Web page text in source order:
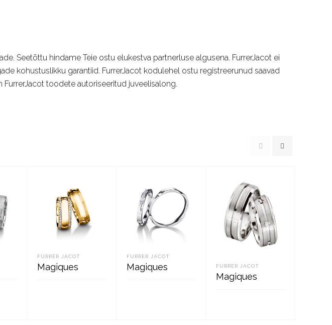
Seetõttu hindame Teie ostu elukestva partnerluse algusena. FurrerJacot ei
kohustuslikku garantiid. FurrerJacot kodulehel ostu registreerunud saavad
toodete autoriseeritud juveelisalong.
FURRER JACOT
Magiques
FURRER JACOT
Magiques FURRER JACOT
Magiques